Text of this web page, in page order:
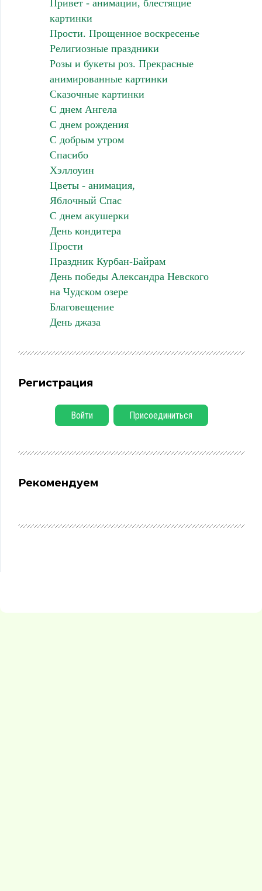
Привет - анимации, блестящие
картинки
Прости. Прощенное воскресенье
Религиозные праздники
Розы и букеты роз. Прекрасные
анимированные картинки
Сказочные картинки
С днем Ангела
С днем рождения
С добрым утром
Спасибо
Хэллоуин
Цветы - анимация,
Яблочный Спас
С днем акушерки
День кондитера
Прости
Праздник Курбан-Байрам
День победы Александра Невского
на Чудском озере
Благовещение
День джаза
Регистрация
Войти Присоединиться
Рекомендуем